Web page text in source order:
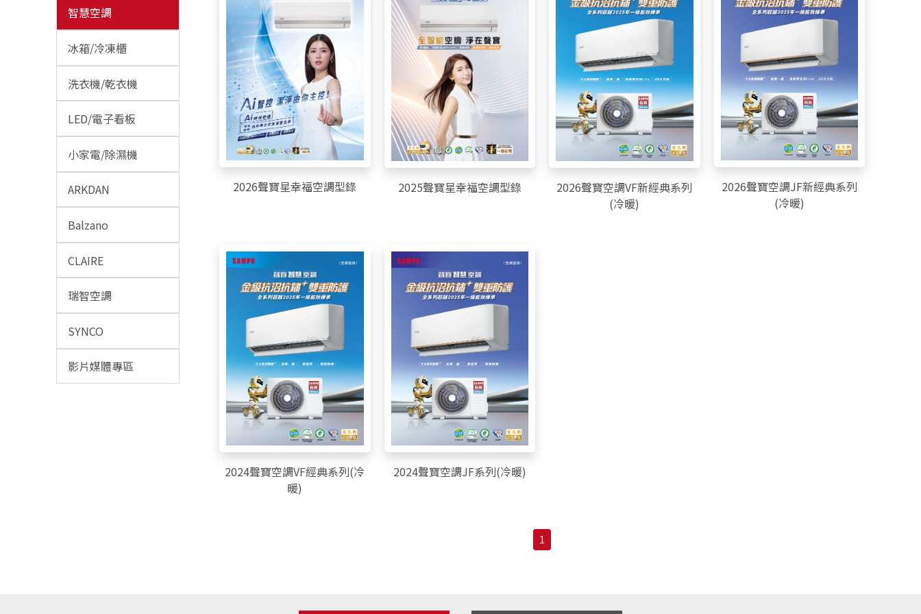
智慧空調
冰箱/冷凍櫃
洗衣機/乾衣機
LED/電子看板
小家電/除濕機
ARKDAN
Balzano
CLAIRE
瑞智空調
SYNCO
影片媒體專區
2026聲寶星幸福空調型錄 2025聲寶星幸福空調型錄
2026聲寶空調VF新經典系列
(冷暖)
2026聲寶空調JF新經典系列
(冷暖)
2024聲寶空調VF經典系列(冷
暖)
2024聲寶空調JF系列(冷暖)
1